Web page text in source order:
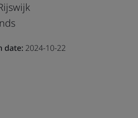
date: 2024-10-22